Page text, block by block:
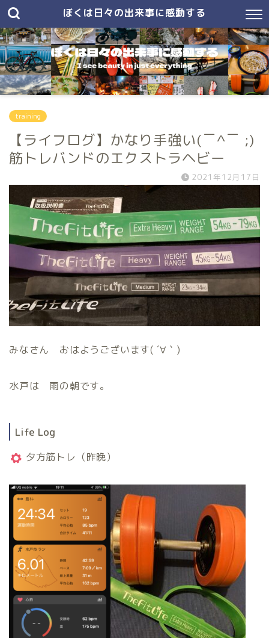
ぼくは日々の出来事に感動する
training
【ライフログ】かなり手強い(￣^￣ ;)
筋トレバンドのエクストラヘビー
2021年12月17日
みなさん おはようございます( ´∀｀)
水戸は 雨の朝です。
Life Log
夕方筋トレ（昨晩）